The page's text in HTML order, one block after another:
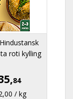
roti kylling
84
/ kg